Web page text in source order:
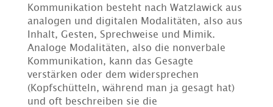
Kommunikation besteht nach Watzlawick aus
analogen und digitalen Modalitäten, also aus
Inhalt, Gesten, Sprechweise und Mimik.
Analoge Modalitäten, also die nonverbale
Kommunikation, kann das Gesagte
verstärken oder dem widersprechen
(Kopfschütteln, während man ja gesagt hat)
und oft beschreiben sie die